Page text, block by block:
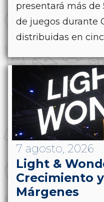
presentará más
de juegos durante
distribuidas en
7 agosto, 2026
Light &
Crecimiento
Márgenes